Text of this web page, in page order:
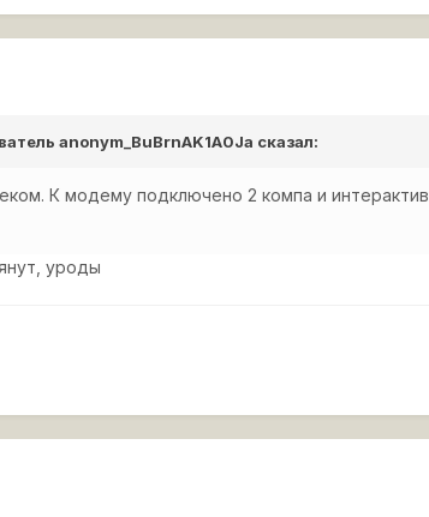
anonym_BuBrnAK1A0Ja сказал:
К модему подключено 2 компа и
уроды